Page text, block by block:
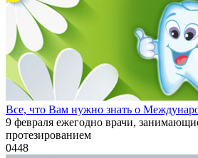
Все, что Вам нужно знать о
9 февраля ежегодно врачи,
протезированием
0448